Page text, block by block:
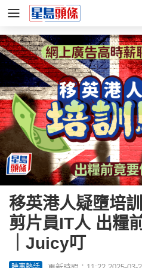
移英港人疑墮培
剪片員IT人 出糧
｜Juicy叮